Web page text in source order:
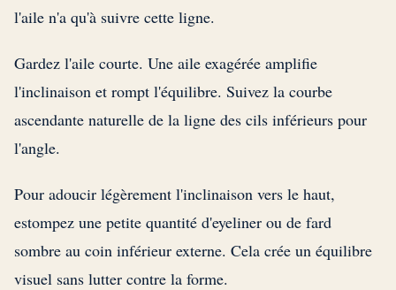
l'aile n'a qu'à suivre cette ligne.
Gardez l'aile courte. Une aile exagérée amplifie
l'inclinaison et rompt l'équilibre. Suivez la courbe
ascendante naturelle de la ligne des cils inférieurs pour
l'angle.
Pour adoucir légèrement l'inclinaison vers le haut,
estompez une petite quantité d'eyeliner ou de fard
sombre au coin inférieur externe. Cela crée un équilibre
visuel sans lutter contre la forme.